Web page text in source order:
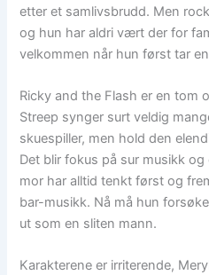
etter et samlivsbrudd. Men
og hun har aldri vært der for
velkommen når hun først tar
Ricky and the Flash er en tom
Streep synger surt veldig
skuespiller, men hold den
Det blir fokus på sur musikk
mor har alltid tenkt først og
bar-musikk. Nå må hun
ut som en sliten mann.
Karakterene er irriterende,